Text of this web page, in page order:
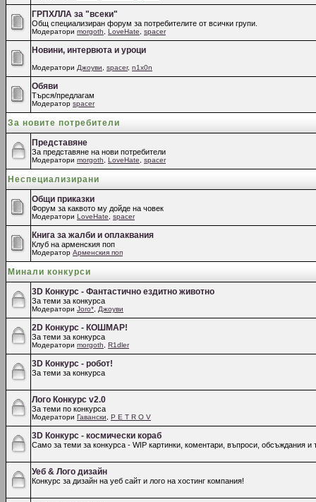
ГРПХЛЛА за "всеки"
Общ специализиран форум за потребителите от всички групи.
Модератори morgoth LoveHate spacer
Новини, интервюта и уроци
Модератори Джоуви spacer, n1x0n
Обяви
Търся/предлагам
Модератор spacer
За новите потребители
Представяне
За представяне на нови потребители
Модератори morgoth LoveHate spacer
Неспециализирани
Общи приказки
Форум за каквото му дойде на човек
Модератори LoveHate spacer
Книга за жалби и оплаквания
Клуб на арменския поп
Модератор Арменския поп
Минали конкурси
3D Конкурс - Фантастично ездитно животно
За теми за конкурса
Модератори Joro* Джоуви
2D Конкурс - КОШМАР!
За теми за конкурса
Модератори morgoth R1dler
3D Конкурс - робот!
За теми за конкурса
Лого Конкурс v2.0
За теми по конкурса
Модератори Гавански P E T R O V
3D Конкурс - космически кораб
Само за теми за конкурса - WIP картинки, коментари, въпроси, обсъждания и
Уеб & Лого дизайн
Конкурс за дизайн на уеб сайт и лого на хостинг компания!